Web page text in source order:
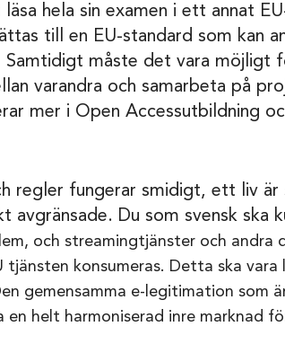
hela sin examen i ett annat
till en EU-standard som kan
Samtidigt måste det vara möjligt
varandra och samarbeta på
mer i Open Accessutbildning
regler fungerar smidigt, ett liv är
Du som svensk ska
och streamingtjänster och andra
tjänsten konsumeras. Detta ska
gemensamma e-legitimation som
helt harmoniserad inre marknad